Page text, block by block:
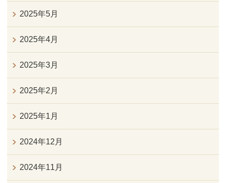
2025年5月
2025年4月
2025年3月
2025年2月
2025年1月
2024年12月
2024年11月